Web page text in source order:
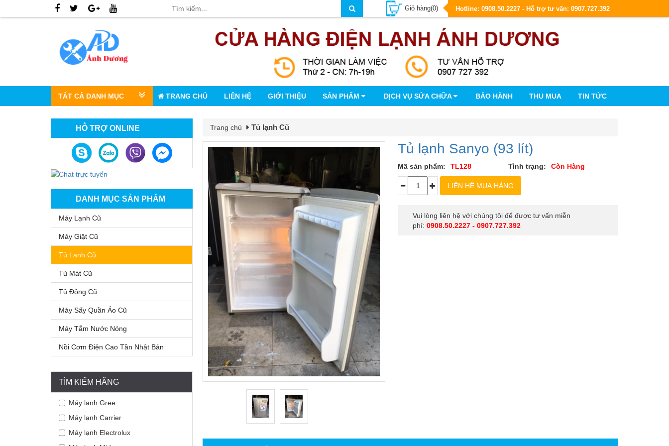
Giỏ hàng(0) Hotline: 0908.50.2227 - Hỗ trợ tư vấn: 0907.727.392
TẤT CẢ DANH MỤC TRANG CHỦ LIÊN HỆ GIỚI THIỆU SẢN PHẨM DỊCH VỤ SỬA CHỮA BẢO HÀNH THU MUA TIN TỨC
HỖ TRỢ ONLINE
DANH MỤC SẢN PHẨM
Máy Lạnh Cũ
Máy Giặt Cũ
Tủ Lạnh Cũ
Tủ Mát Cũ
Tủ Đông Cũ
Máy Sấy Quần Áo Cũ
Máy Tắm Nước Nóng
Nồi Cơm Điện Cao Tần Nhật Bản
TÌM KIẾM HÃNG
Máy lạnh Gree
Máy lạnh Carrier
Máy lạnh Electrolux
Trang chủ Tủ lạnh Cũ
Tủ lạnh Sanyo (93 lít)
Mã sản phẩm: TL128 Tình trạng: Còn Hàng
Vui lòng liên hệ với chúng tôi để được tư vấn miễn
phí:0908.50.2227 - 0907.727.392